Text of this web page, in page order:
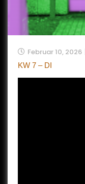
Februar 10, 2026
KW 7 – DI